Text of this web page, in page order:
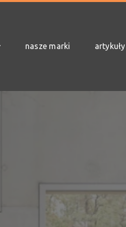
nasze marki artykuły